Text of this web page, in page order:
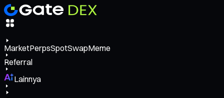
MarketPerpsSpotSwapMeme
Referral
Lainnya